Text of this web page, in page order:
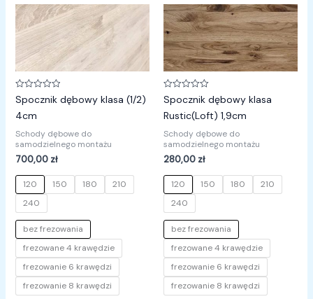
Oceniono
0
na
5
Spocznik dębowy klasa (1/2)
4cm
Schody dębowe do
samodzielnego montażu
700,00 zł
120 150 180
210
240
bez frezowania
frezowane 4 krawędzie
frezowanie 6 krawędzi
frezowanie 8 krawędzi
Oceniono
0
na
5
Spocznik dębowy klasa
Rustic(Loft) 1,9cm
Schody dębowe do
samodzielnego montażu
280,00 zł
120 150 180
210
240
bez frezowania
frezowane 4 krawędzie
frezowanie 6 krawędzi
frezowanie 8 krawędzi